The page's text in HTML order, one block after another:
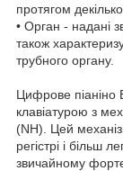
протягом
• Орган - надані
також
трубного органу.
Цифрове піаніно
клавіатурою з
(NH). Цей
регістрі і більш
звичайному